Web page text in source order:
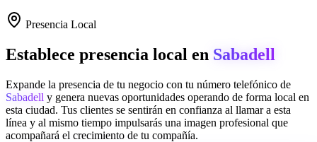
Presencia Local
Establece presencia local en Sabadell
Expande la presencia de tu negocio con tu número telefónico de
Sabadell y genera nuevas oportunidades operando de forma local en
esta ciudad. Tus clientes se sentirán en confianza al llamar a esta
línea y al mismo tiempo impulsarás una imagen profesional que
acompañará el crecimiento de tu compañía.